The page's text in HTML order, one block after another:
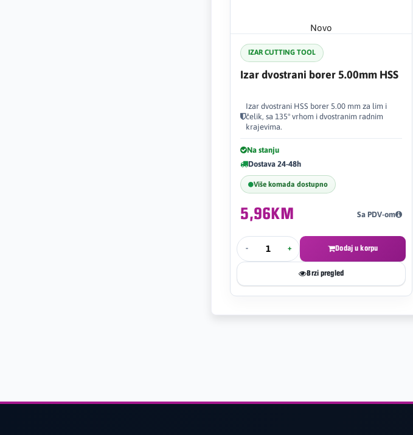
Novo
IZAR CUTTING TOOL
Izar dvostrani borer 5.00mm HSS
Izar dvostrani HSS borer 5.00 mm za lim i
čelik, sa 135° vrhom i dvostranim radnim
krajevima.
Na stanju
Dostava 24-48h
Više komada dostupno
5,96KM Sa PDV-om
- + Dodaj u korpu
Brzi pregled